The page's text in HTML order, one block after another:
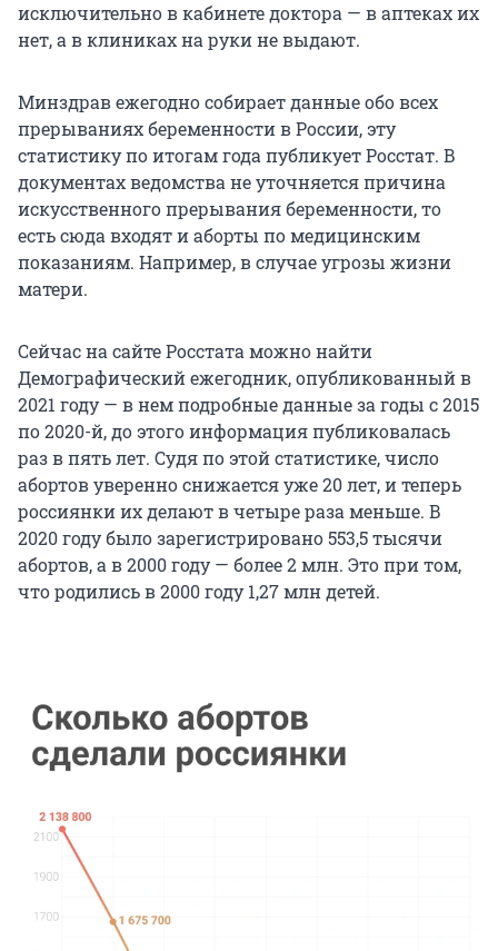
исключительно в кабинете доктора — в аптеках их
нет, а в клиниках на руки не выдают.
Минздрав ежегодно собирает данные обо всех
прерываниях беременности в России, эту
статистику по итогам года публикует Росстат. В
документах ведомства не уточняется причина
искусственного прерывания беременности, то
есть сюда входят и аборты по медицинским
показаниям. Например, в случае угрозы жизни
матери.
Сейчас на сайте Росстата можно найти
Демографический ежегодник, опубликованный в
2021 году — в нем подробные данные за годы с 2015
по 2020-й, до этого информация публиковалась
раз в пять лет. Судя по этой статистике, число
абортов уверенно снижается уже 20 лет, и теперь
россиянки их делают в четыре раза меньше. В
2020 году было зарегистрировано 553,5 тысячи
абортов, а в 2000 году — более 2 млн. Это при том,
что родились в 2000 году 1,27 млн детей.